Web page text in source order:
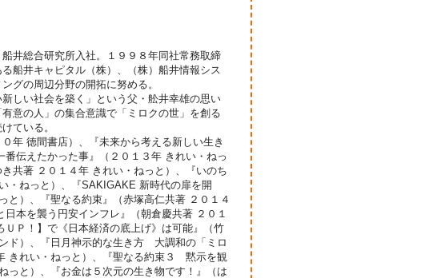
井総合研究所入社。１９９８年同社常務取締
船井キャピタル（株）、（株）船井情報シス
グの周辺分野の開拓に努める。
しい社会を築く」という父・舩井幸雄の思い
意の人」の集合意識で「ミロクの世」を創る
ている。
年 徳間書店）、『未来から考える新しい生き
伝えたかった事』（２０１３年 きれい・ねっ
共著 ２０１４年 きれい・ねっと）、『いのち
・ねっと）、『SAKIGAKE 新時代の扉を開
と）、『聖なる約束』（赤塚高仁共著 ２０１４
本を襲う円安インフレ』（朝倉慶共著 ２０１
Ｐ！】で《日本経済の底上げ》は可能』（竹
ド）、『日月神示的な生き方 大調和の「ミロ
きれい・ねっと）、『聖なる約束３ 黙示を観
っと）、『お金は５次元の生き物です！』（は